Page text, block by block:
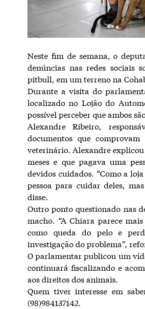
Neste fim de semana, o
denúncias nas redes sociais
pitbull, em um terreno na
Durante a visita do
localizado no Lojão do
possível perceber que ambos
Alexandre Ribeiro,
documentos que
veterinário. Alexandre
meses e que pagava uma
devidos cuidados. “Como a
pessoa para cuidar deles,
disse.
Outro ponto questionado nas
macho. “A Chiara parece
como queda do pelo e
investigação do problema”,
O parlamentar publicou um
continuará fiscalizando e
aos direitos dos animais.
Quem tiver interesse em
(98)984137142.